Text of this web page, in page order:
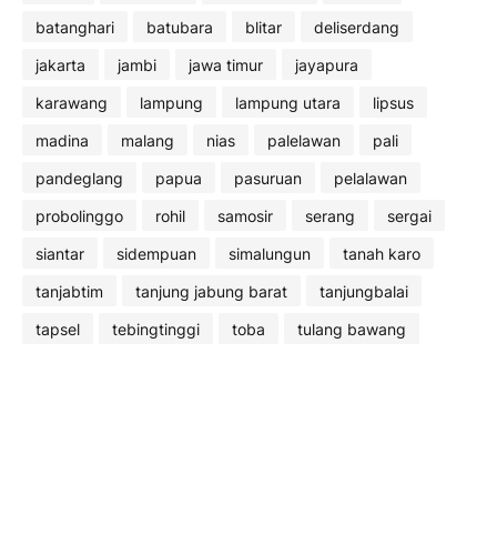
batanghari
batubara blitar
deliserdang
jakarta
jambi jawa timur
jayapura
karawang
lampung lampung utara
lipsus
madina
malang nias palelawan
pali
pandeglang
papua pasuruan
pelalawan
probolinggo
rohil samosir serang
sergai
siantar
sidempuan simalungun
tanah karo
tanjabtim
tanjung jabung barat
tanjungbalai
tapsel
tebingtinggi toba tulang bawang